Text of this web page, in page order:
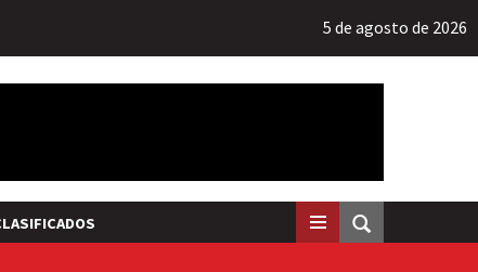
5 de agosto de 2026